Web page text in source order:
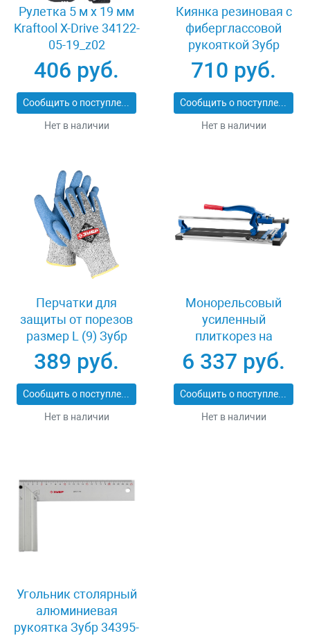
Рулетка 5 м x 19 мм
Kraftool X-Drive 34122-
05-19_z02
406 руб.
Сообщить о поступлении
Нет в наличии
Киянка резиновая с
фиберглассовой
рукояткой Зубр
ПРОФИ 20531-
450_z02
710 руб.
Сообщить о поступлении
Нет в наличии
Перчатки для
защиты от порезов
размер L (9) Зубр
11277-L
389 руб.
Сообщить о поступлении
Нет в наличии
Монорельсовый
усиленный
плиткорез на
подшипниках 500 мм
Зубр ПРОФИ 33193-
50_z01
6 337 руб.
Сообщить о поступлении
Нет в наличии
Угольник столярный
алюминиевая
рукоятка Зубр 34395-